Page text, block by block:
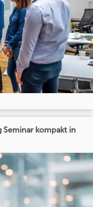
kompakt in